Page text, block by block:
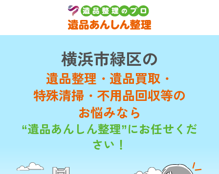
横浜市緑区の
遺品整理・遺品買取・
特殊清掃・不用品回収等の
お悩みなら
“遺品あんしん整理”にお任せくだ
さい！